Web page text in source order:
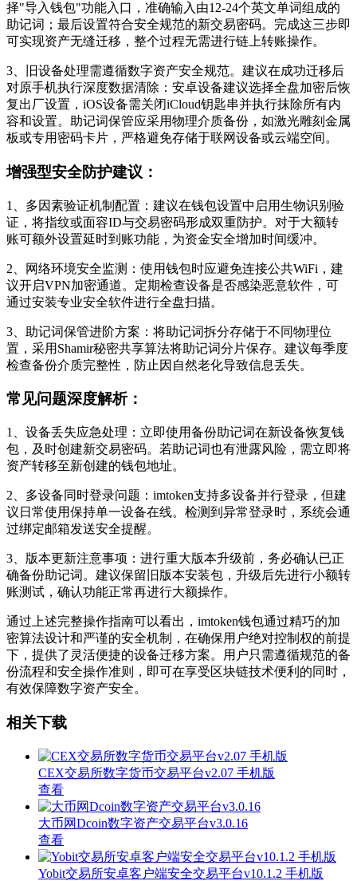
择"导入钱包"功能入口，准确输入由12-24个英文单词组成的
助记词；最后设置符合安全规范的新交易密码。完成这三步即
可实现资产无缝迁移，整个过程无需进行链上转账操作。
3、旧设备处理需遵循数字资产安全规范。建议在成功迁移后
对原手机执行深度数据清除：安卓设备建议选择全盘加密后恢
复出厂设置，iOS设备需关闭iCloud钥匙串并执行抹除所有内
容和设置。助记词保管应采用物理介质备份，如激光雕刻金属
板或专用密码卡片，严格避免存储于联网设备或云端空间。
增强型安全防护建议：
1、多因素验证机制配置：建议在钱包设置中启用生物识别验
证，将指纹或面容ID与交易密码形成双重防护。对于大额转
账可额外设置延时到账功能，为资金安全增加时间缓冲。
2、网络环境安全监测：使用钱包时应避免连接公共WiFi，建
议开启VPN加密通道。定期检查设备是否感染恶意软件，可
通过安装专业安全软件进行全盘扫描。
3、助记词保管进阶方案：将助记词拆分存储于不同物理位
置，采用Shamir秘密共享算法将助记词分片保存。建议每季度
检查备份介质完整性，防止因自然老化导致信息丢失。
常见问题深度解析：
1、设备丢失应急处理：立即使用备份助记词在新设备恢复钱
包，及时创建新交易密码。若助记词也有泄露风险，需立即将
资产转移至新创建的钱包地址。
2、多设备同时登录问题：imtoken支持多设备并行登录，但建
议日常使用保持单一设备在线。检测到异常登录时，系统会通
过绑定邮箱发送安全提醒。
3、版本更新注意事项：进行重大版本升级前，务必确认已正
确备份助记词。建议保留旧版本安装包，升级后先进行小额转
账测试，确认功能正常再进行大额操作。
通过上述完整操作指南可以看出，imtoken钱包通过精巧的加
密算法设计和严谨的安全机制，在确保用户绝对控制权的前提
下，提供了灵活便捷的设备迁移方案。用户只需遵循规范的备
份流程和安全操作准则，即可在享受区块链技术便利的同时，
有效保障数字资产安全。
相关下载
CEX交易所数字货币交易平台v2.07 手机版
查看
大币网Dcoin数字资产交易平台v3.0.16
查看
Yobit交易所安卓客户端安全交易平台v10.1.2 手机版